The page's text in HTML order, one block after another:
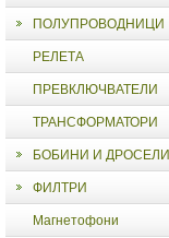
ПОЛУПРОВОДНИЦИ
РЕЛЕТА
ПРЕВКЛЮЧВАТЕЛИ
ТРАНСФОРМАТОРИ
БОБИНИ И ДРОСЕЛИ
ФИЛТРИ
Магнетофони